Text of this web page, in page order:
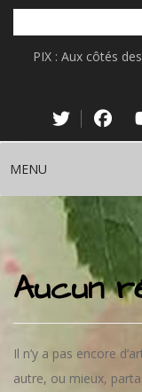
Skip
contentPIX : Aux côtés
MENU
Aucun
Il n’y a pas encore
autre, ou mieux,